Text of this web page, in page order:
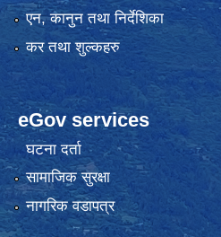
एन, कानुन तथा निर्देशिका
कर तथा शुल्कहरु
eGov services
घटना दर्ता
सामाजिक सुरक्षा
नागरिक वडापत्र